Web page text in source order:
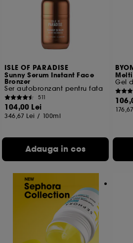
ISLE OF PARADISE
Sunny Serum Instant Face
Bronzer
Ser autobronzant pentru fata
511
104,00 Lei
346,67 Lei / 100ml
Adauga in cos
Gel